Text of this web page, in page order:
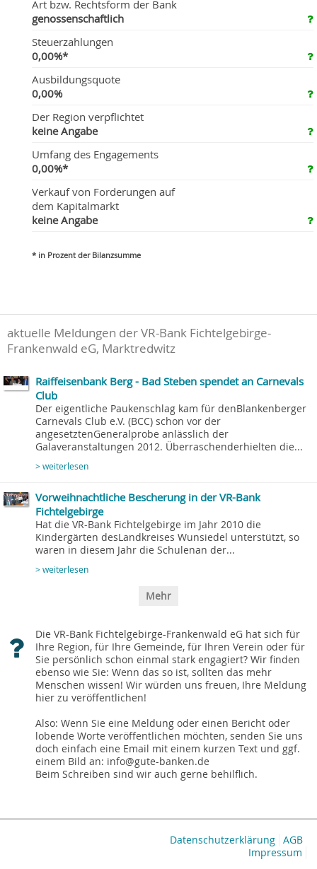
Art bzw. Rechtsform der Bank
genossenschaftlich
Steuerzahlungen
0,00%*
Ausbildungsquote
0,00%
Der Region verpflichtet
keine Angabe
Umfang des Engagements
0,00%*
Verkauf von Forderungen auf
dem Kapitalmarkt
keine Angabe
* in Prozent der Bilanzsumme
aktuelle Meldungen der VR-Bank Fichtelgebirge-
Frankenwald eG, Marktredwitz
Raiffeisenbank Berg - Bad Steben spendet an Carnevals
Club
Der eigentliche Paukenschlag kam für denBlankenberger
Carnevals Club e.V. (BCC) schon vor der
angesetztenGeneralprobe anlässlich der
Galaveranstaltungen 2012. Überraschenderhielten die...
> weiterlesen
Vorweihnachtliche Bescherung in der VR-Bank
Fichtelgebirge
Hat die VR-Bank Fichtelgebirge im Jahr 2010 die
Kindergärten desLandkreises Wunsiedel unterstützt, so
waren in diesem Jahr die Schulenan der...
> weiterlesen
Mehr
Die VR-Bank Fichtelgebirge-Frankenwald eG hat sich für
Ihre Region, für Ihre Gemeinde, für Ihren Verein oder für
Sie persönlich schon einmal stark engagiert? Wir finden
ebenso wie Sie: Wenn das so ist, sollten das mehr
Menschen wissen! Wir würden uns freuen, Ihre Meldung
hier zu veröffentlichen!
Also: Wenn Sie eine Meldung oder einen Bericht oder
lobende Worte veröffentlichen möchten, senden Sie uns
doch einfach eine Email mit einem kurzen Text und ggf.
einem Bild an: info@gute-banken.de
Beim Schreiben sind wir auch gerne behilflich.
AGB
Datenschutzerklärung
Impressum